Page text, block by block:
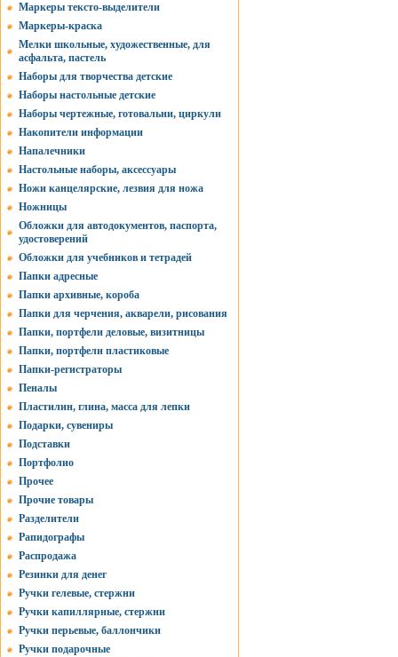
Маркеры тексто-выделители
Маркеры-краска
Мелки школьные, художественные, для
асфальта, пастель
Наборы для творчества детские
Наборы настольные детские
Наборы чертежные, готовальни, циркули
Накопители информации
Напалечники
Настольные наборы, аксессуары
Ножи канцелярские, лезвия для ножа
Ножницы
Обложки для автодокументов, паспорта,
удостоверений
Обложки для учебников и тетрадей
Папки адресные
Папки архивные, короба
Папки для черчения, акварели, рисования
Папки, портфели деловые, визитницы
Папки, портфели пластиковые
Папки-регистраторы
Пеналы
Пластилин, глина, масса для лепки
Подарки, сувениры
Подставки
Портфолио
Прочее
Прочие товары
Разделители
Рапидографы
Распродажа
Резинки для денег
Ручки гелевые, стержни
Ручки капиллярные, стержни
Ручки перьевые, баллончики
Ручки подарочные